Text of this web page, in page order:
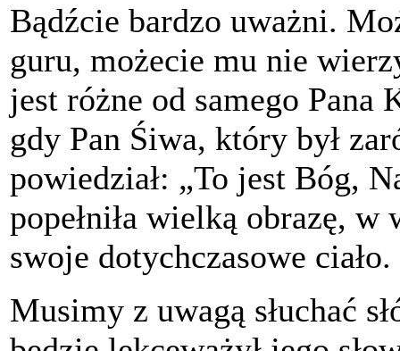
Bądźcie bardzo uważni.
guru, możecie mu nie
jest różne od samego Pana
gdy Pan Śiwa, który był
powiedział: „To jest Bóg,
popełniła wielką obrazę,
swoje dotychczasowe ciało.
Musimy z uwagą słuchać